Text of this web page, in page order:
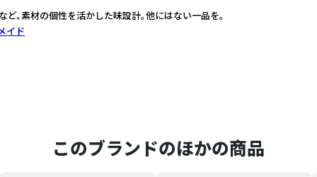
、素材の個性を活かした味設計。他にはない一品を。
イド
このブランドのほかの商品